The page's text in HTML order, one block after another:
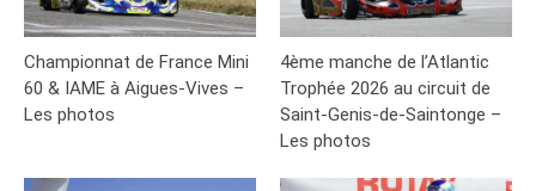
Championnat de France Mini
60 & IAME à Aigues-Vives –
Les photos
4ème manche de l’Atlantic
Trophée 2026 au circuit de
Saint-Genis-de-Saintonge –
Les photos